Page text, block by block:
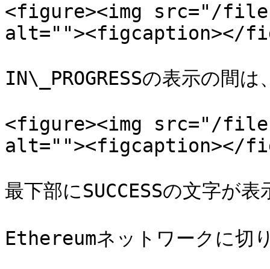
<figure><img src="/files/
alt=""><figcaption></
IN\_PROGRESSの表示の間
<figure><img src="/files/
alt=""><figcaption></
最下部にSUCCESSの文字が
Ethereumネットワークに切